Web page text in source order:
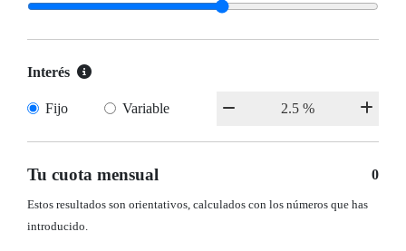
Interés
Fijo Variable
Tu cuota mensual 0
Estos resultados son orientativos, calculados con los números que has
introducido.